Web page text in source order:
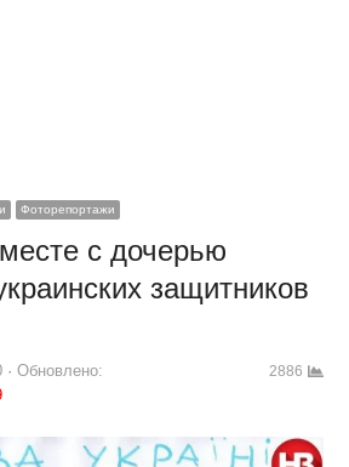
Фоторепортажи
с дочерью
защитников
Обновлено:
2886